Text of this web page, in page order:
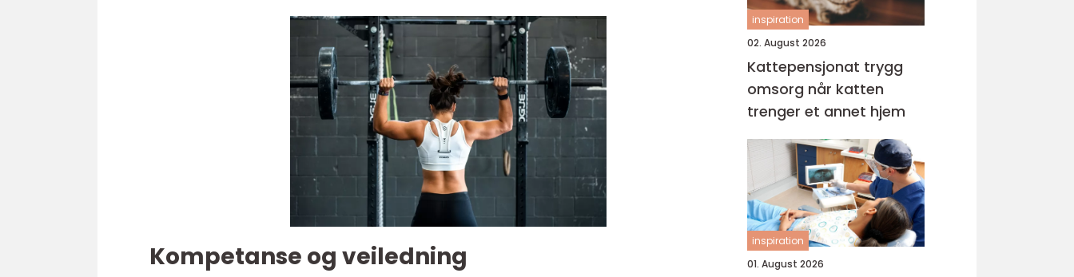
Kompetanse og veiledning
inspiration
02. August 2026
Kattepensjonat trygg
omsorg når katten
trenger et annet hjem
inspiration
01. August 2026